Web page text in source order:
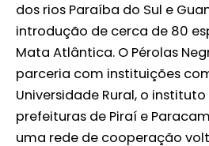
dos rios Paraíba do Sul e
introdução de cerca de 80
Mata Atlântica. O Pérolas
parceria com instituições
Universidade Rural, o
prefeituras de Piraí e
uma rede de cooperação